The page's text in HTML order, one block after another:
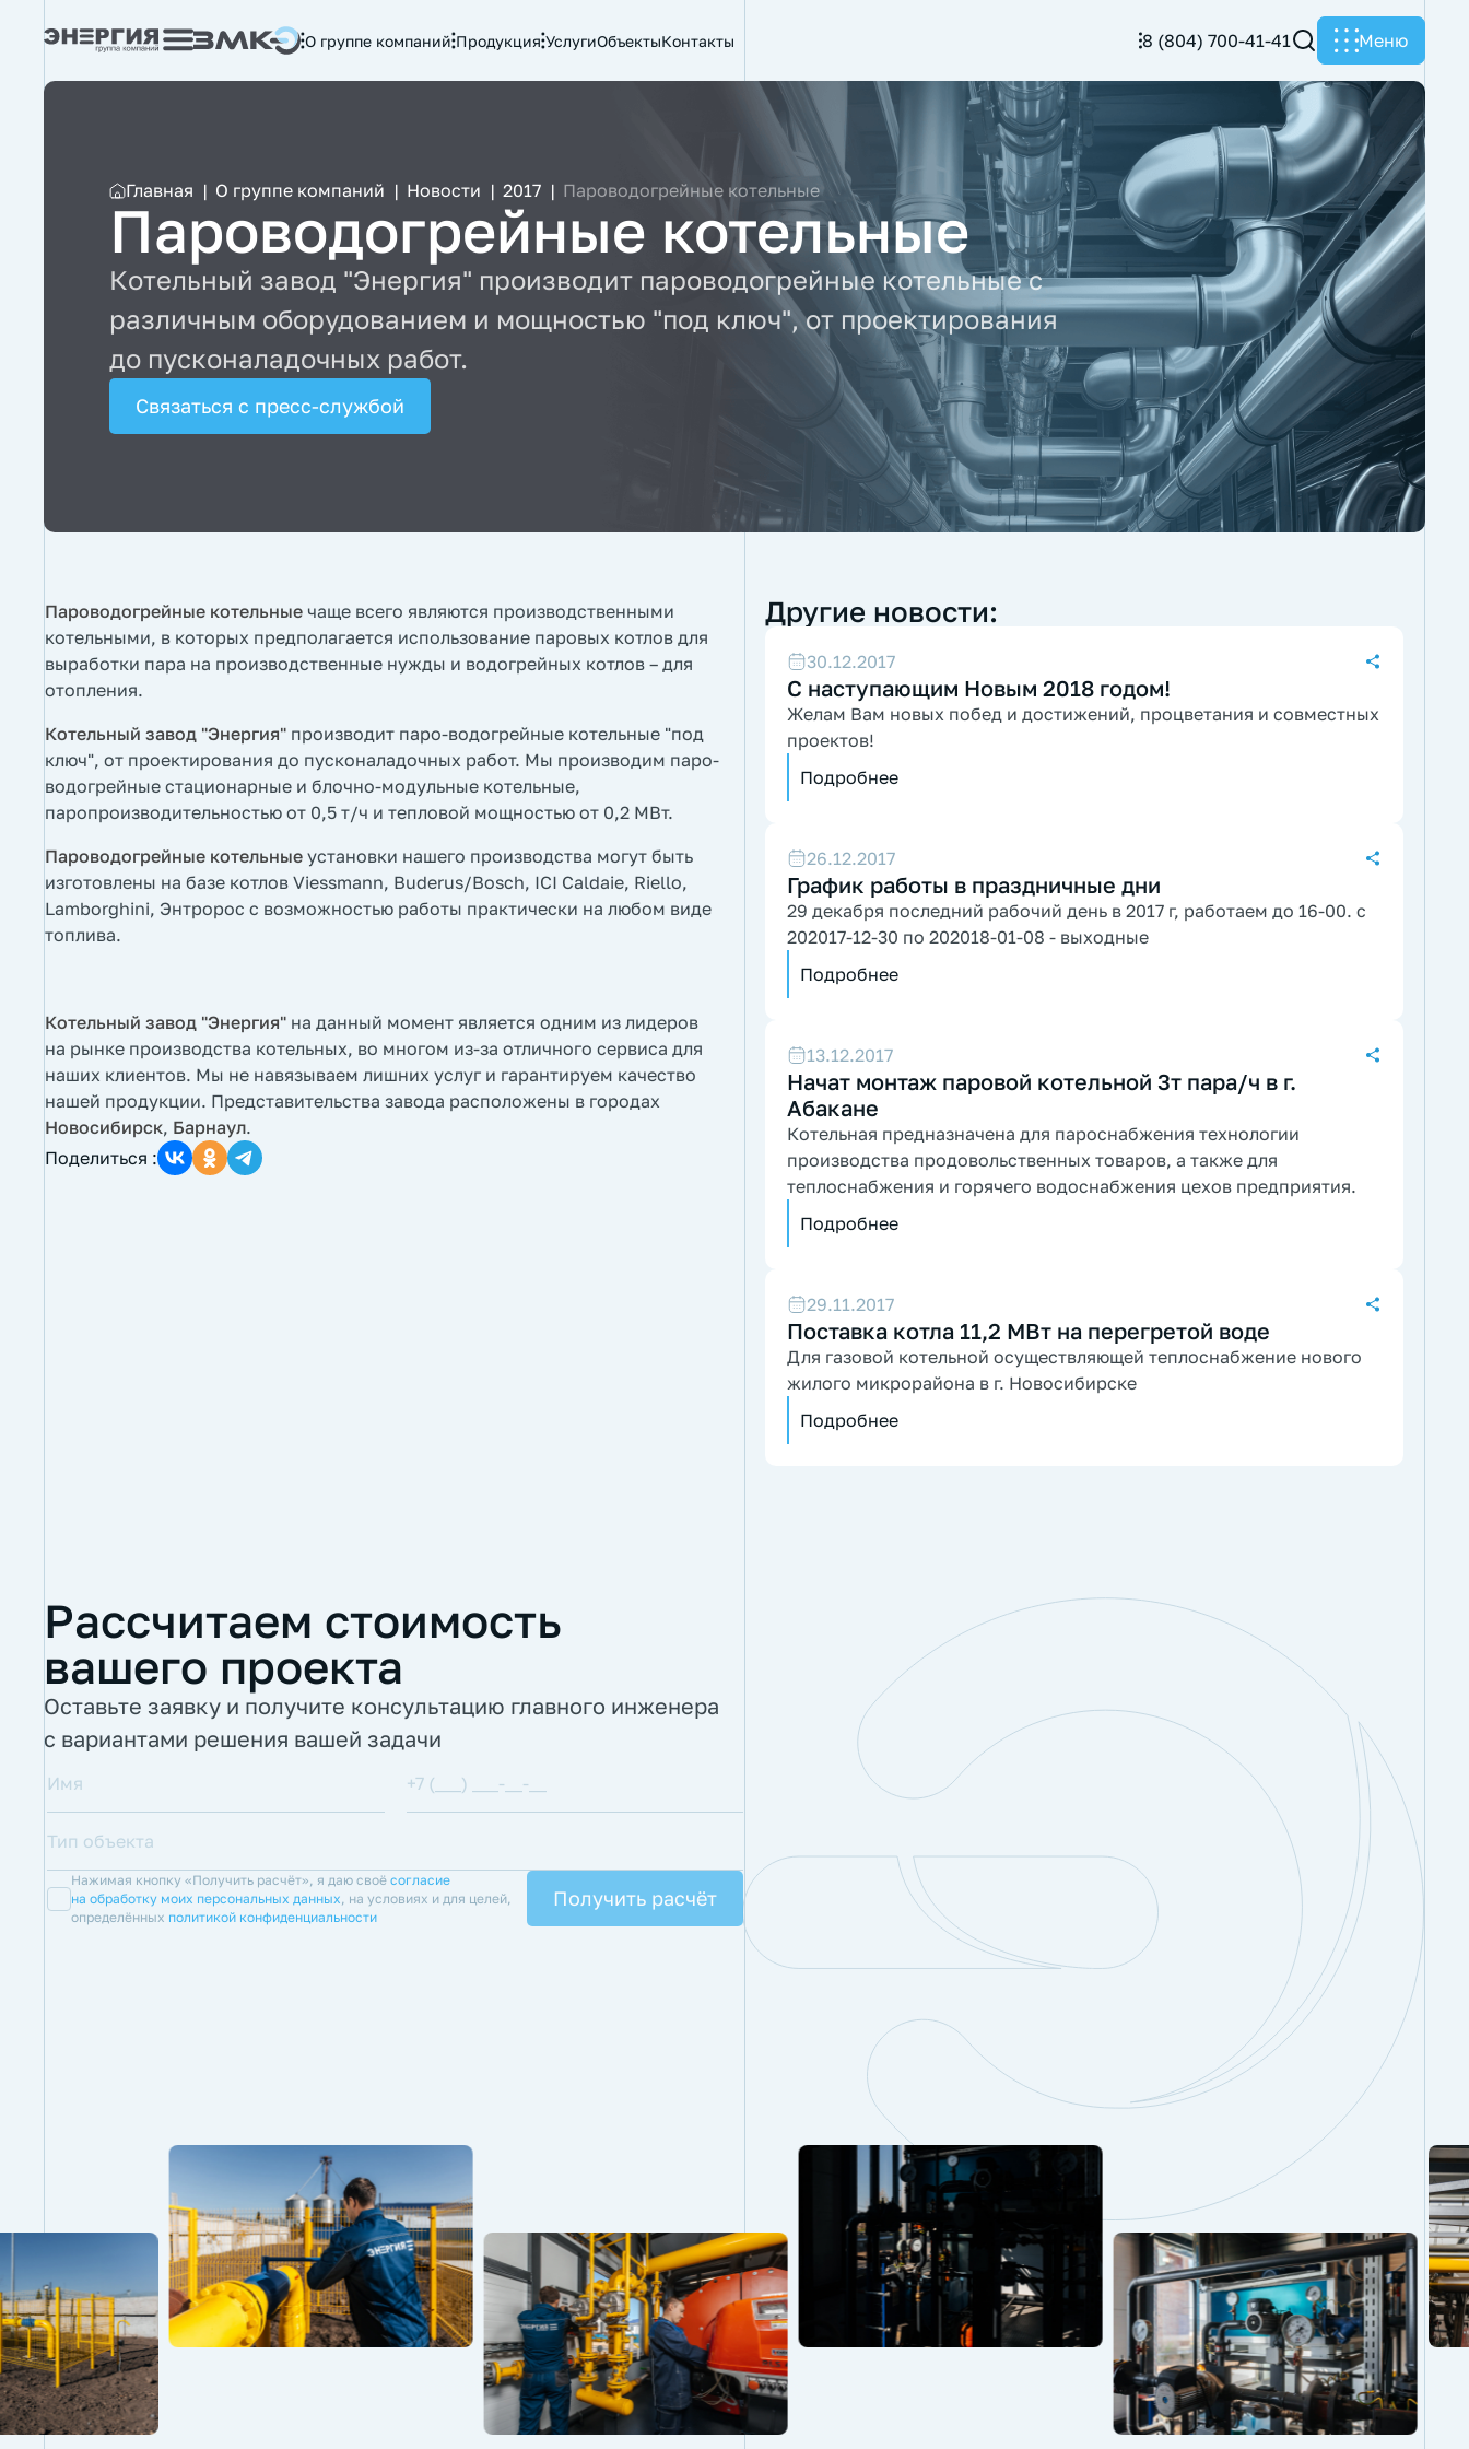
О группе компаний Продукция УслугиОбъектыКонтакты 8 (804) 700-41-41 Меню
Главная | О группе компаний | Новости | 2017 | Пароводогрейные котельные
Пароводогрейные котельные
Котельный завод "Энергия" производит пароводогрейные котельные с
различным оборудованием и мощностью "под ключ", от проектирования
до пусконаладочных работ.
Связаться с пресс-службой
Пароводогрейные котельные чаще всего являются производственными
котельными, в которых предполагается использование паровых котлов для
выработки пара на производственные нужды и водогрейных котлов – для
отопления.
Котельный завод "Энергия" производит паро-водогрейные котельные "под
ключ", от проектирования до пусконаладочных работ. Мы производим паро-
водогрейные стационарные и блочно-модульные котельные,
паропроизводительностью от 0,5 т/ч и тепловой мощностью от 0,2 МВт.
Пароводогрейные котельные установки нашего производства могут быть
изготовлены на базе котлов Viessmann, Buderus/Bosch, ICI Caldaie, Riello,
Lamborghini, Энтророс с возможностью работы практически на любом виде
топлива.
Котельный завод "Энергия" на данный момент является одним из лидеров
на рынке производства котельных, во многом из-за отличного сервиса для
наших клиентов. Мы не навязываем лишних услуг и гарантируем качество
нашей продукции. Представительства завода расположены в городах
Новосибирск, Барнаул.
Поделиться :
Другие новости:
30.12.2017
С наступающим Новым 2018 годом!
Желам Вам новых побед и достижений, процветания и совместных
проектов!
Подробнее
26.12.2017
График работы в праздничные дни
29 декабря последний рабочий день в 2017 г, работаем до 16-00. с
202017-12-30 по 202018-01-08 - выходные
Подробнее
13.12.2017
Начат монтаж паровой котельной 3т пара/ч в г.
Абакане
Котельная предназначена для пароснабжения технологии
производства продовольственных товаров, а также для
теплоснабжения и горячего водоснабжения цехов предприятия.
Подробнее
29.11.2017
Поставка котла 11,2 МВт на перегретой воде
Для газовой котельной осуществляющей теплоснабжение нового
жилого микрорайона в г. Новосибирске
Подробнее
Рассчитаем стоимость
вашего проекта
Оставьте заявку и получите консультацию главного инженера
с вариантами решения вашей задачи
Нажимая кнопку «Получить расчёт», я даю своё согласие
на обработку моих персональных данных, на условиях и для целей,
определённых политикой конфиденциальности